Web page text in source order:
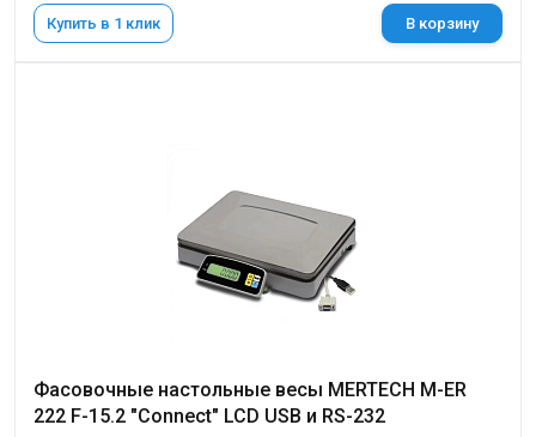
Купить в 1 клик В корзину
Фасовочные настольные весы MERTECH M-ER
222 F-15.2 "Connect" LCD USB и RS-232